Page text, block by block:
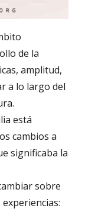
de la
amplitud,
a lo largo del
está
cambios a
significaba la
sobre